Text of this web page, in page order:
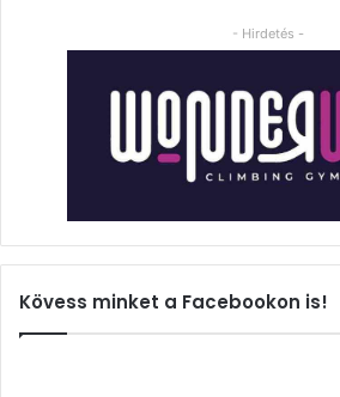
- Hirdetés -
Kövess minket a Facebookon is!